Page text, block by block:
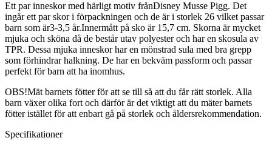
Ett par inneskor med härligt motiv frånDisney Musse Pigg. Det
ingår ett par skor i förpackningen och de är i storlek 26 vilket passar
barn som är3-3,5 år.Innermått på sko är 15,7 cm. Skorna är mycket
mjuka och sköna då de består utav polyester och har en skosula av
TPR. Dessa mjuka inneskor har en mönstrad sula med bra grepp
som förhindrar halkning. De har en bekväm passform och passar
perfekt för barn att ha inomhus.
OBS!Mät barnets fötter för att se till så att du får rätt storlek. Alla
barn växer olika fort och därför är det viktigt att du mäter barnets
fötter istället för att enbart gå på storlek och åldersrekommendation.
Specifikationer